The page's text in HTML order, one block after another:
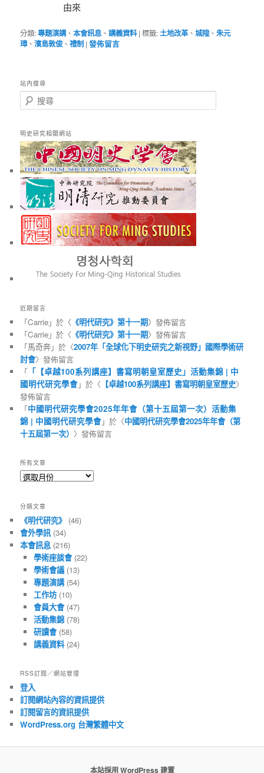
由來
分類:專題演講、本會訊息、講義資料 |標籤:土地改革、城隍、朱元
璋、濱島敦俊、禮制 |發佈留言
站內搜尋
搜
尋
明史研究相關網站
近期留言
「Carrie」於〈 《明代研究》第十一期〉發佈留言
「Carrie」於〈 《明代研究》第十一期〉發佈留言
「馬奇奔」於〈2007年「全球化下明史研究之新視野」國際學術研
討會〉發佈留言
「 「【卓越100系列講座】書寫明朝皇室歷史」活動集錦 | 中
國明代研究學會」於〈 【卓越100系列講座】書寫明朝皇室歷史〉
發佈留言
「中國明代研究學會2025年年會（第十五屆第一次）活動集
錦 | 中國明代研究學會」於〈中國明代研究學會2025年年會（第
十五屆第一次） 〉發佈留言
所有文章
所
章
分類文章
《明代研究》 (46)
會外學訊 (34)
本會訊息 (216)
學術座談會(22)
學術會議(13)
專題演講(54)
工作坊(10)
會員大會(47)
活動集錦(78)
研讀會(58)
講義資料(24)
RSS訂閱／網站管理
登入
訂閱網站內容的資訊提供
訂閱留言的資訊提供
WordPress.org 台灣繁體中文
本站採用 WordPress 建置